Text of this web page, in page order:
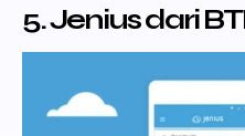
5. Jenius dari